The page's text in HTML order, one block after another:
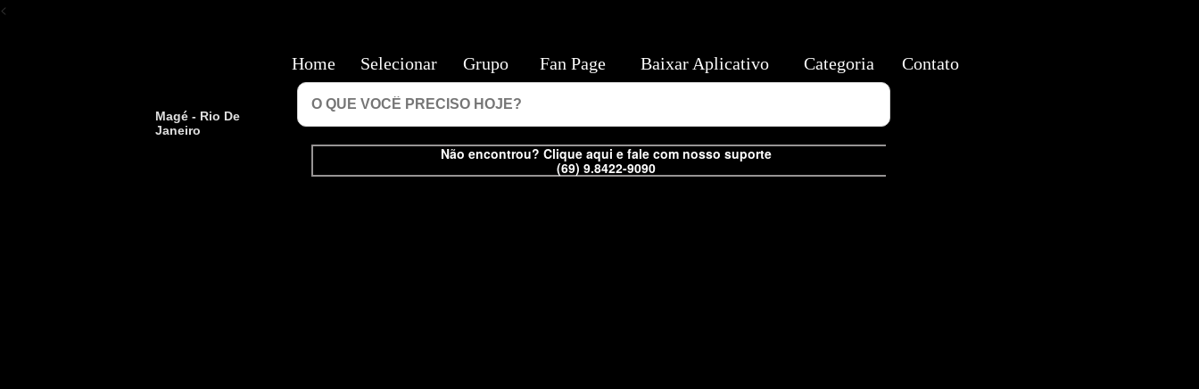
<
Magé - Rio De
Janeiro
Não encontrou? Clique aqui e fale com nosso suporte
(69) 9.8422-9090
Home Selecionar Grupo Fan Page Baixar Aplicativo Categoria Contato